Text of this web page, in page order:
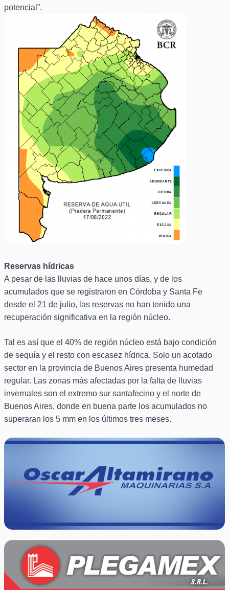
potencial”.
Reservas hídricas
A pesar de las lluvias de hace unos días, y de los
acumulados que se registraron en Córdoba y Santa Fe
desde el 21 de julio, las reservas no han tenido una
recuperación significativa en la región núcleo.
Tal es así que el 40% de región núcleo está bajo condición
de sequía y el resto con escasez hídrica. Solo un acotado
sector en la provincia de Buenos Aires presenta humedad
regular. Las zonas más afectadas por la falta de lluvias
invernales son el extremo sur santafecino y el norte de
Buenos Aires, donde en buena parte los acumulados no
superaran los 5 mm en los últimos tres meses.